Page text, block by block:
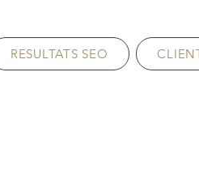
RESULTATS SEO